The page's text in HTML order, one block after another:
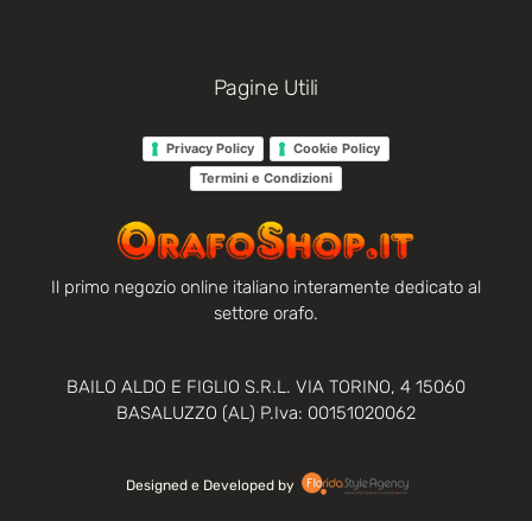
Pagine Utili
Privacy Policy
Cookie Policy
Termini e Condizioni
Il primo negozio online italiano interamente dedicato al
settore orafo.
BAILO ALDO E FIGLIO S.R.L. VIA TORINO, 4 15060
BASALUZZO (AL) P.Iva: 00151020062